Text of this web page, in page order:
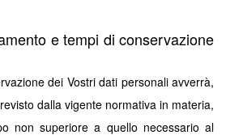
e tempi di conservazione
dei Vostri dati personali avverrà,
dalla vigente normativa in materia,
non superiore a quello necessario al